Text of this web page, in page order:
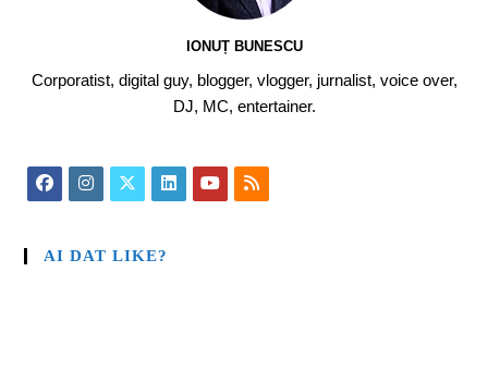
IONUȚ BUNESCU
Corporatist, digital guy, blogger, vlogger, jurnalist, voice over,
DJ, MC, entertainer.
AI DAT LIKE?